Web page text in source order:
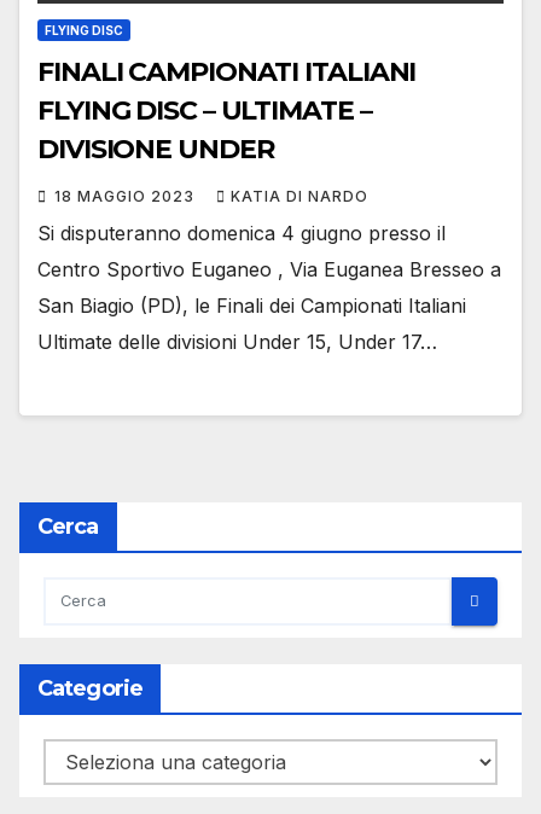
FLYING DISC
FINALI CAMPIONATI ITALIANI
FLYING DISC – ULTIMATE –
DIVISIONE UNDER
18 MAGGIO 2023 KATIA DI NARDO
Si disputeranno domenica 4 giugno presso il
Centro Sportivo Euganeo , Via Euganea Bresseo a
San Biagio (PD), le Finali dei Campionati Italiani
Ultimate delle divisioni Under 15, Under 17…
Cerca
Categorie
Categorie